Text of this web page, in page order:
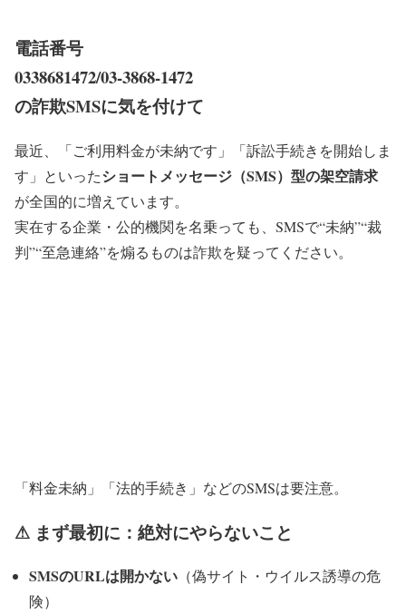
電話番号
0338681472/03-3868-1472
の詐欺SMSに気を付けて
最近、「ご利用料金が未納です」「訴訟手続きを開始しま
す」といったショートメッセージ（SMS）型の架空請求
が全国的に増えています。
実在する企業・公的機関を名乗っても、 SMSで“未納”“裁
判”“至急連絡”を煽るものは詐欺を疑ってください。
「料金未納」「法的手続き」などのSMSは要注意。
⚠ まず最初に：絶対にやらないこと
SMSのURLは開かない （偽サイト・ウイルス誘導の危
険）